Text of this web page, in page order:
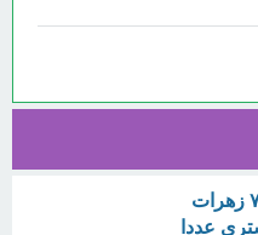
يقدم محل لبيع الزهور ٧ زهرات
عددا